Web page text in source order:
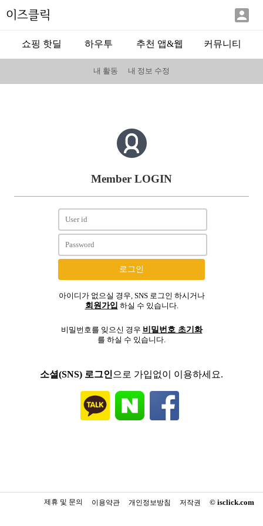
이즈클릭 
쇼핑 핫딜 하우투 추천 앱&웹 커뮤니티
내 활동 내 정보 수정
Member LOGIN
아이디가 없으실 경우, SNS 로그인 하시거나
회원가입 하실 수 있습니다.
비밀번호를 잊으신 경우 비밀번호 초기화
를 하실 수 있습니다.
소셜(SNS) 로그인 으로 가입없이 이용하세요.
© isclick.com
저작권
개인정보방침
이용약관
제휴 및 문의